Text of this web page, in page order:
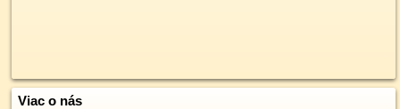
Viac o nás